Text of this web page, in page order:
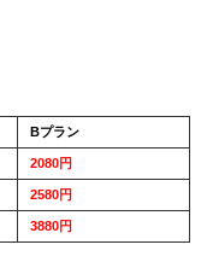
Bプラン
2080円
2580円
3880円